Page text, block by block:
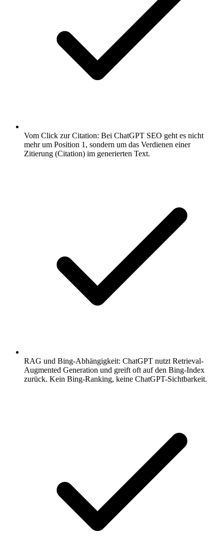
Vom Click zur Citation: Bei ChatGPT SEO geht es nicht
mehr um Position 1, sondern um das Verdienen einer
Zitierung (Citation) im generierten Text.
RAG und Bing-Abhängigkeit: ChatGPT nutzt Retrieval-
Augmented Generation und greift oft auf den Bing-Index
zurück. Kein Bing-Ranking, keine ChatGPT-Sichtbarkeit.